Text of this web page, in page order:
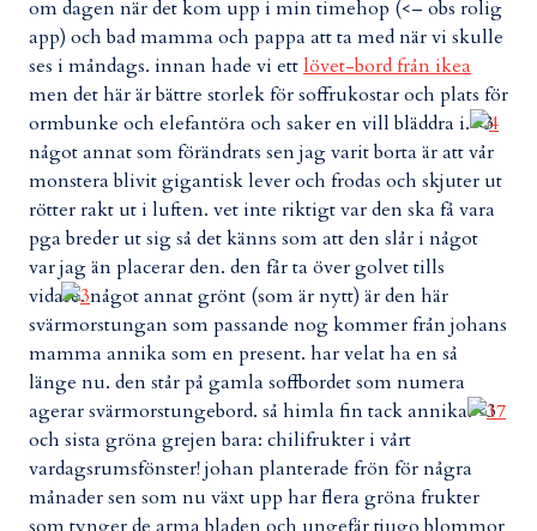
om dagen när det kom upp i min timehop (<– obs rolig
app) och bad mamma och pappa att ta med när vi skulle
ses i måndags. innan hade vi ettlövet-bord från ikea
men det här är bättre storlek för soffrukostar och plats för
ormbunke och elefantöra och saker en vill bläddra i. <3
något annat som förändrats sen jag varit borta är att vår
monstera blivit gigantisk lever och frodas och skjuter ut
rötter rakt ut i luften. vet inte riktigt var den ska få vara
pga breder ut sig så det känns som att den slår i något
var jag än placerar den. den får ta över golvet tills
vidare.något annat grönt (som är nytt) är den här
svärmorstungan som passande nog kommer från johans
mamma annika som en present. har velat ha en så
länge nu. den står på gamla soffbordet som numera
agerar svärmorstungebord. så himla fin tack annika. <3
och sista gröna grejen bara: chilifrukter i vårt
vardagsrumsfönster! johan planterade frön för några
månader sen som nu växt upp har flera gröna frukter